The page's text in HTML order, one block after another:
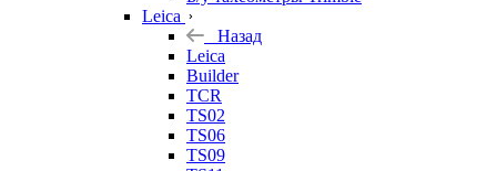
Leica
Назад
Leica
Builder
TCR
TS02
TS06
TS09